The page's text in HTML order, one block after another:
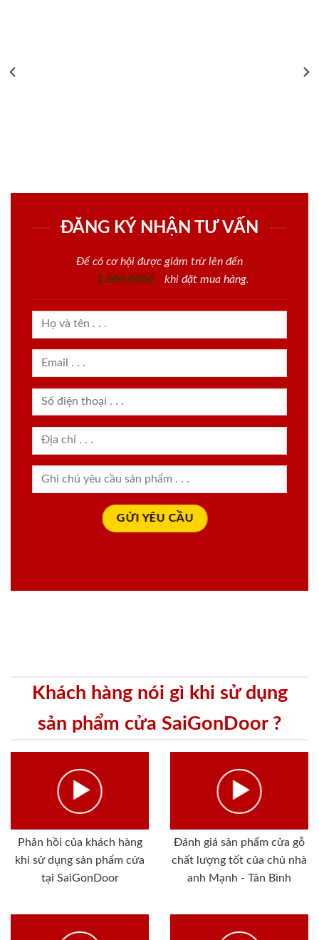
ĐĂNG KÝ NHẬN TƯ VẤN
Để có cơ hội được giảm trừ lên đến
1.000.000đ
khi đặt mua hàng.
Khách hàng nói gì khi sử dụng
sản phẩm cửa SaiGonDoor ?
Phản hồi của khách hàng
khi sử dụng sản phẩm cửa
tại SaiGonDoor
Đánh giá sản phẩm cửa gỗ
chất lượng tốt của chủ nhà
anh Mạnh - Tân Bình